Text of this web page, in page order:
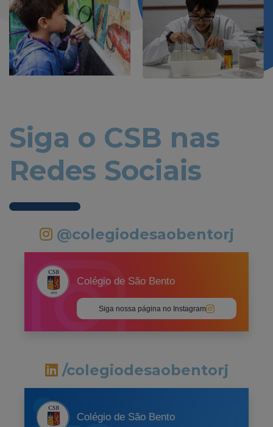
Siga o CSB nas
Redes Sociais
@colegiodesaobentorj
Colégio de São Bento
Siga nossa página no Instagram
/colegiodesaobentorj
Colégio de São Bento